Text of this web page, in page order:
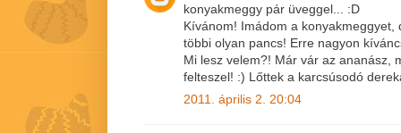
konyakmeggy pár üveggel... :D
Kívánom! Imádom a
többi olyan pancs! Erre nagyon
Mi lesz velem?! Már vár az ananász,
felteszel! :) Lőttek a karcsúsodó
2011. április 2. 20:04